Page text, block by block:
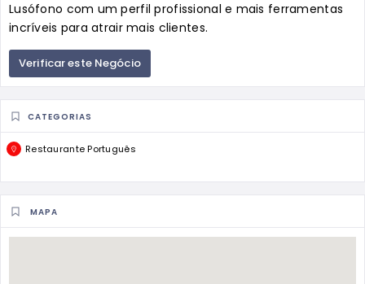
Lusófono com um perfil profissional e mais ferramentas
incríveis para atrair mais clientes.
Verificar este Negócio
CATEGORIAS
Restaurante Português
MAPA